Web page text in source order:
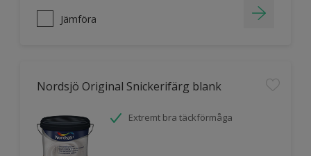
Jämföra
Nordsjö Original Snickerifärg blank
Extremt bra täckförmåga